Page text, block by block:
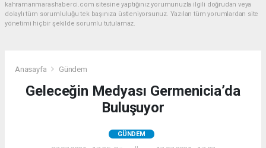
kahramanmarashaberci.com sitesine yaptığınız yorumunuzla ilgili doğrudan veya
dolaylı tüm sorumluluğu tek başınıza üstleniyorsunuz. Yazılan tüm yorumlardan site
yönetimi hiçbir şekilde sorumlu tutulamaz.
Anasayfa Gündem
Geleceğin Medyası Germenicia’da
Buluşuyor
GÜNDEM